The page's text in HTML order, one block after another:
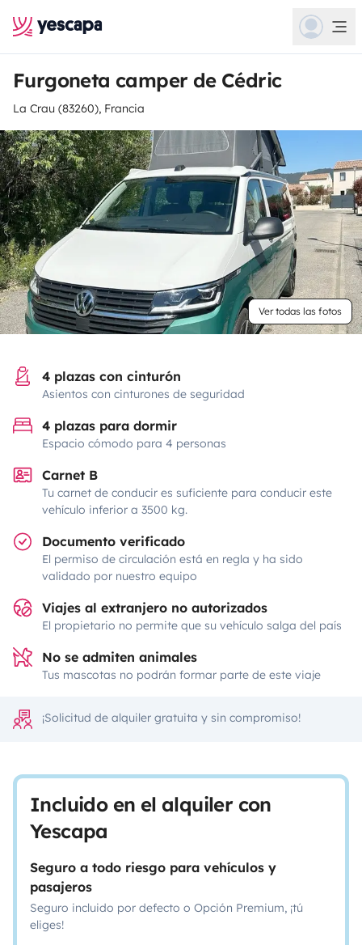
Furgoneta camper de Cédric
La Crau (83260), Francia
Ver todas las fotos
4 plazas con cinturón
Asientos con cinturones de seguridad
4 plazas para dormir
Espacio cómodo para 4 personas
Carnet B
Tu carnet de conducir es suficiente para conducir este
vehículo inferior a 3500 kg.
Documento verificado
El permiso de circulación está en regla y ha sido
validado por nuestro equipo
Viajes al extranjero no autorizados
El propietario no permite que su vehículo salga del país
No se admiten animales
Tus mascotas no podrán formar parte de este viaje
¡Solicitud de alquiler gratuita y sin compromiso!
Incluido en el alquiler con
Yescapa
Seguro a todo riesgo para vehículos y
pasajeros
Seguro incluido por defecto o Opción Premium, ¡tú
eliges!